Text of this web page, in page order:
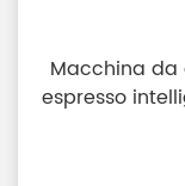
Macchina da
espresso